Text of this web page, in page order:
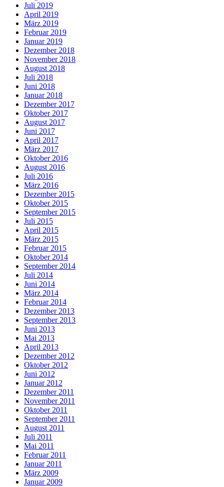
Juli 2019
April 2019
März 2019
Februar 2019
Januar 2019
Dezember 2018
November 2018
August 2018
Juli 2018
Juni 2018
Januar 2018
Dezember 2017
Oktober 2017
August 2017
Juni 2017
April 2017
März 2017
Oktober 2016
August 2016
Juli 2016
März 2016
Dezember 2015
Oktober 2015
September 2015
Juli 2015
April 2015
März 2015
Februar 2015
Oktober 2014
September 2014
Juli 2014
Juni 2014
März 2014
Februar 2014
Dezember 2013
September 2013
Juni 2013
Mai 2013
April 2013
Dezember 2012
Oktober 2012
Juni 2012
Januar 2012
Dezember 2011
November 2011
Oktober 2011
September 2011
August 2011
Juli 2011
Mai 2011
Februar 2011
Januar 2011
März 2009
Januar 2009